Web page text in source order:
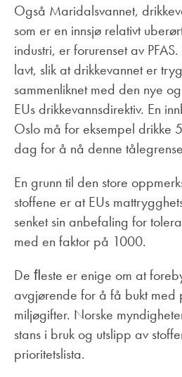
Også Maridalsvannet,
som er en innsjø relativt
industri, er forurenset av
lavt, slik at drikkevannet er
sammenliknet med den nye
EUs drikkevannsdirektiv. En
Oslo må for eksempel drikke
dag for å nå denne
En grunn til den store
stoffene er at EUs
senket sin anbefaling for
med en faktor på 1000.
De ﬂeste er enige om at
avgjørende for å få bukt med
miljøgifter. Norske
stans i bruk og utslipp av
prioritetslista.